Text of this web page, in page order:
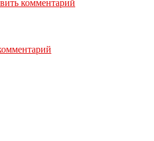
комментарий